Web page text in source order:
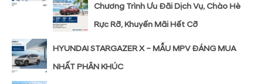
Chương Trình Ưu Đãi Dịch Vụ, Chào Hè
Rực Rỡ, Khuyến Mãi Hết Cỡ
HYUNDAI STARGAZER X – MẪU MPV ĐÁNG MUA
NHẤT PHÂN KHÚC